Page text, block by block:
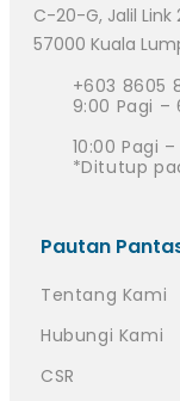
C-20-G, Jalil Link
57000 Kuala
+603 8605
9:00 Pagi
10:00 Pagi
*Ditutup
Pautan
Tentang Kami
Hubungi Kami
CSR